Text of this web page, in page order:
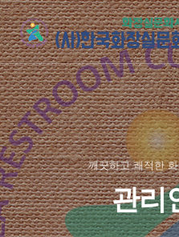
깨끗하고 쾌적한
관리